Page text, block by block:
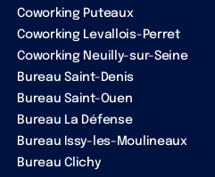
Coworking Puteaux
Coworking Levallois-Perret
Coworking Neuilly-sur-Seine
Bureau Saint-Denis
Bureau Saint-Ouen
Bureau La Défense
Bureau Issy-les-Moulineaux
Bureau Clichy